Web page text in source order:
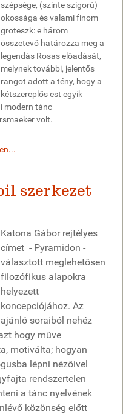
szépsége, (szinte szigorú)
okossága és valami finom
groteszk: e három
összetevő határozza meg a
legendás Rosas előadását,
melynek további, jelentős
rangot adott a tény, hogy a
kétszereplős est egyik
modern tánc
volt.
szerkezet
Katona Gábor rejtélyes
címet - Pyramidon -
választott meglehetősen
filozófikus alapokra
helyezett
koncepciójához. Az
ajánló soraiból nehéz
hogy műve
motiválta; hogyan
lépni nézőivel
rendszertelen
a tánc nyelvének
közönség előtt